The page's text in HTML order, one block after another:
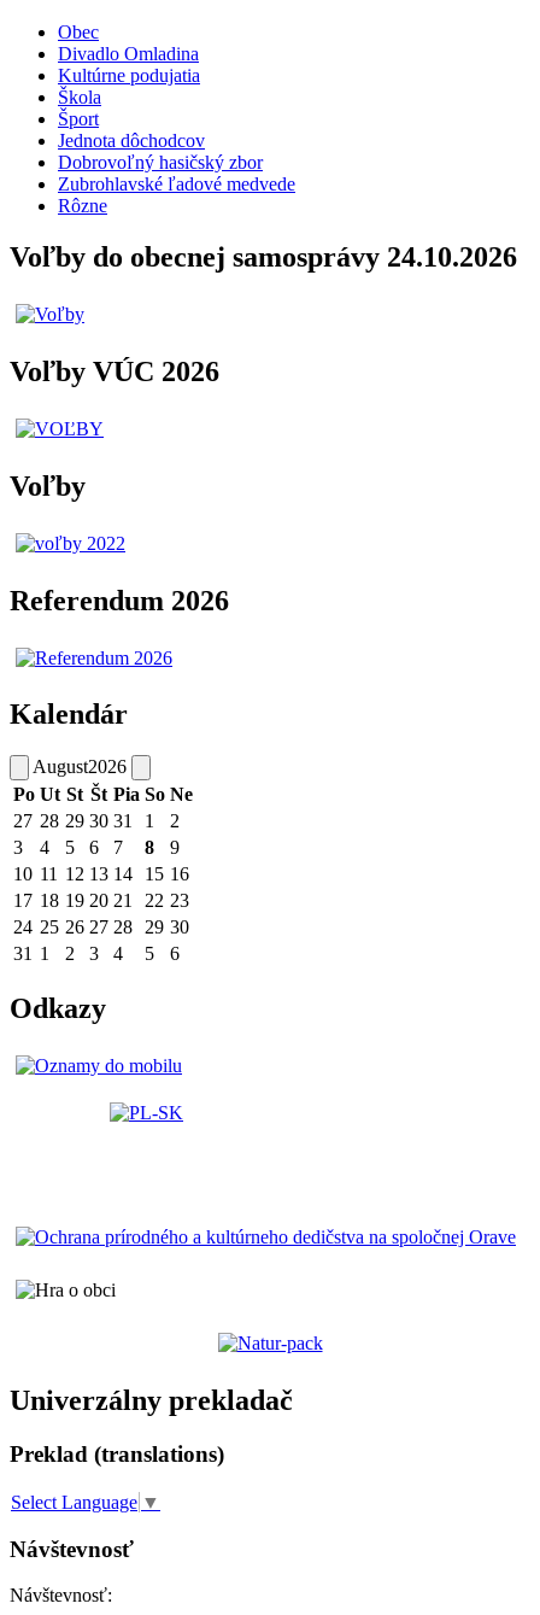
Obec
Divadlo Omladina
Kultúrne podujatia
Škola
Šport
Jednota dôchodcov
Dobrovoľný hasičský zbor
Zubrohlavské ľadové medvede
Rôzne
Voľby do obecnej samosprávy 24.10.2026
Voľby VÚC 2026
Voľby
Referendum 2026
Kalendár
August2026
Po Ut St Št Pia So Ne
27 28 29 30 31 1
2
3
4 5 6 7 8
9
10 11 12 13 14 15 16
17 18 19 20 21 22 23
24 25 26 27 28 29 30
31 1 2 3 4 5 6
Odkazy
Univerzálny prekladač
Preklad (translations)
Select Language ▼
Návštevnosť
Návštevnosť: